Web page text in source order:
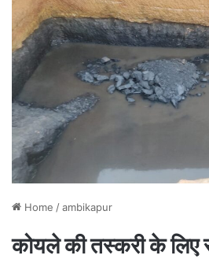
Home /ambikapur
कोयले की तस्करी के लिए